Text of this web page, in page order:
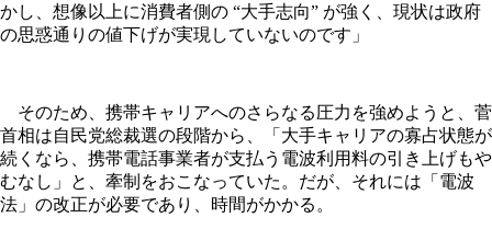
かし、想像以上に消費者側の “大手志向” が強く、現状は政府
の思惑通りの値下げが実現していないのです」
そのため、携帯キャリアへのさらなる圧力を強めようと、菅
首相は自民党総裁選の段階から、「大手キャリアの寡占状態が
続くなら、携帯電話事業者が支払う電波利用料の引き上げもや
むなし」と、牽制をおこなっていた。だが、それには「電波
法」の改正が必要であり、時間がかかる。